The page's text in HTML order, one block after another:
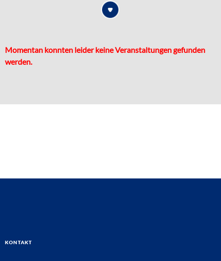
Momentan konnten leider keine Veranstaltungen gefunden
werden.
Kontakt